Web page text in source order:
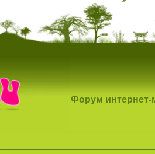
Форум интернет-